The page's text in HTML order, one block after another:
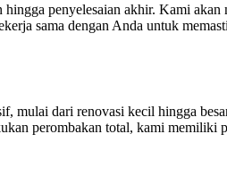
penyelesaian akhir. Kami
sama dengan Anda untuk
mulai dari renovasi kecil hingga
perombakan total, kami memiliki